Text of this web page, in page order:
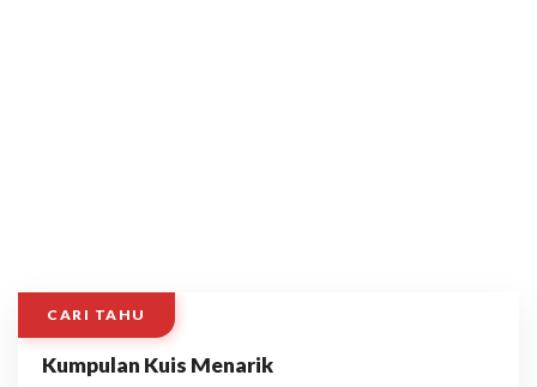
CARI TAHU
Kumpulan Kuis Menarik